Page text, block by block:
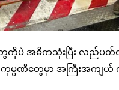
ကသုံးပြီး လည်ပတ်တဲ့
ပဏီတွေမှာ အကြီးအကျယ် က